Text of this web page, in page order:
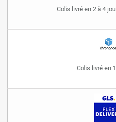
Colis livré en 2 à 4
Colis livré en